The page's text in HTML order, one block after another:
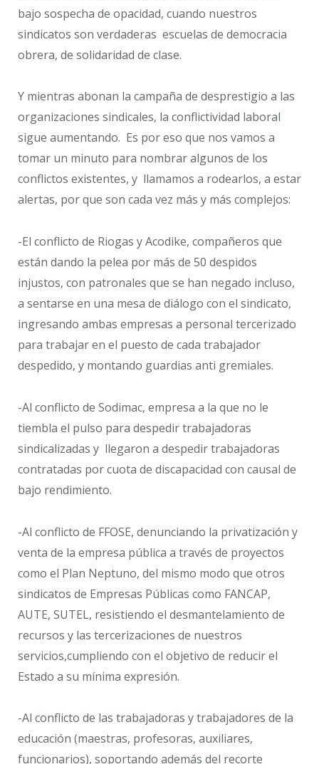
bajo sospecha de opacidad, cuando nuestros
sindicatos son verdaderas escuelas de democracia
obrera, de solidaridad de clase.
Y mientras abonan la campaña de desprestigio a las
organizaciones sindicales, la conflictividad laboral
sigue aumentando. Es por eso que nos vamos a
tomar un minuto para nombrar algunos de los
conflictos existentes, y llamamos a rodearlos, a estar
alertas, por que son cada vez más y más complejos:
-El conflicto de Riogas y Acodike, compañeros que
están dando la pelea por más de 50 despidos
injustos, con patronales que se han negado incluso,
a sentarse en una mesa de diálogo con el sindicato,
ingresando ambas empresas a personal tercerizado
para trabajar en el puesto de cada trabajador
despedido, y montando guardias anti gremiales.
-Al conflicto de Sodimac, empresa a la que no le
tiembla el pulso para despedir trabajadoras
sindicalizadas y llegaron a despedir trabajadoras
contratadas por cuota de discapacidad con causal de
bajo rendimiento.
-Al conflicto de FFOSE, denunciando la privatización y
venta de la empresa pública a través de proyectos
como el Plan Neptuno, del mismo modo que otros
sindicatos de Empresas Públicas como FANCAP,
AUTE, SUTEL, resistiendo el desmantelamiento de
recursos y las tercerizaciones de nuestros
servicios,cumpliendo con el objetivo de reducir el
Estado a su mínima expresión.
-Al conflicto de las trabajadoras y trabajadores de la
educación (maestras, profesoras, auxiliares,
funcionarios), soportando además del recorte